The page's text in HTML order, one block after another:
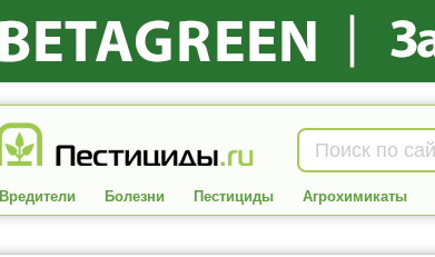
Вредители Болезни Пестициды Агрохимикаты